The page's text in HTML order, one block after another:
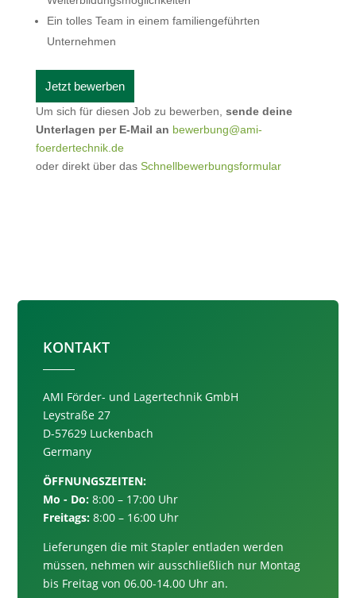
Ein tolles Team in einem familiengeführten
Unternehmen
Um sich für diesen Job zu bewerben, sende deine
Unterlagen per E-Mail an bewerbung@ami-
foerdertechnik.de
oder direkt über das Schnellbewerbungsformular
KONTAKT
AMI Förder- und Lagertechnik GmbH
Leystraße 27
D-57629 Luckenbach
Germany
ÖFFNUNGSZEITEN:
Mo - Do: 8:00 – 17:00 Uhr
Freitags: 8:00 – 16:00 Uhr
Lieferungen die mit Stapler entladen werden
müssen, nehmen wir ausschließlich nur Montag
bis Freitag von 06.00-14.00 Uhr an.